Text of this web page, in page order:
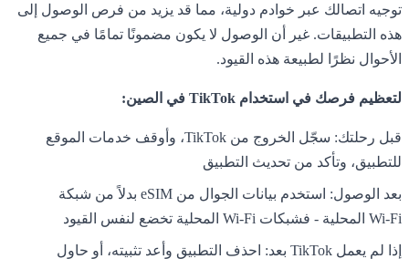
توجيه اتصالك عبر خوادم دولية، مما قد يزيد من فرص الوصول إلى
هذه التطبيقات. غير أن الوصول لا يكون مضمونًا تمامًا في جميع
الأحوال نظرًا لطبيعة هذه القيود.
لتعظيم فرصك في استخدام TikTok في الصين:
قبل رحلتك: سجّل الخروج من TikTok، وأوقف خدمات الموقع
للتطبيق، وتأكد من تحديث التطبيق
بعد الوصول: استخدم بيانات الجوال من eSIM بدلاً من شبكة
Wi-Fi المحلية - فشبكات Wi-Fi المحلية تخضع لنفس القيود
إذا لم يعمل TikTok بعد: احذف التطبيق وأعد تثبيته، أو حاول